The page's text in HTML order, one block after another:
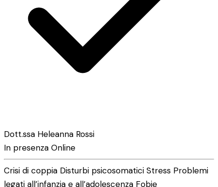
Dott.ssa Heleanna Rossi
In presenza Online
Crisi di coppia Disturbi psicosomatici Stress Problemi
legati all’infanzia e all’adolescenza Fobie